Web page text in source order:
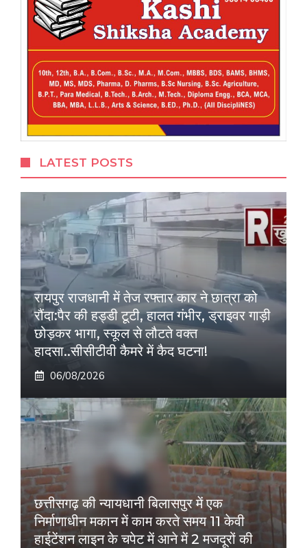
LATEST POSTS
रायपुर राजधानी में तेज रफ्तार कार ने छात्रा को
रौंदा:पैर की हड्डी टूटी, हालत गंभीर, ड्राइवर गाड़ी
छोड़कर भागा, स्कूल से लौटते वक्त
हादसा..सीसीटीवी कैमरे में कैद घटना!
06/08/2026
छत्तीसगढ़ की न्यायधानी बिलासपुर में एक
निर्माणाधीन मकान में काम करते समय 11 केवी
हाईटेंशन लाइन के चपेट में आने में 2 मजदूरों की